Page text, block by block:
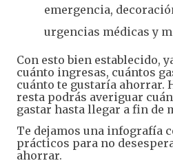
emergencia,
urgencias médicas y
Con esto bien establecido,
cuánto ingresas, cuántos
cuánto te gustaría ahorrar.
resta podrás averiguar
gastar hasta llegar a fin de
Te dejamos una infografía
prácticos para no
ahorrar.